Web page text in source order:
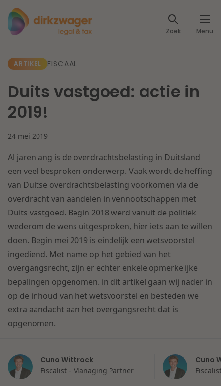
Zoek Menu
Expertises
Fiscaal
Arbeid & Pensioen
IT & Privacy
IE & Innovatie
Herstructurering & Insolventie
Energie
Zorg & Sociaal domein
Vastgoed
Overheid & Omgeving
Dichtbij een toekomstbestendige zorg
Lees meer
Dichtbij de kansen en uitdagingen in de
woningbouw
Lees meer
Artikelen
Klantcases
Events
Specialisten
Over ons
Over Dirkzwager
Internationale partners
Nieuws
Werken bij
Contact
Nederlands
ARTIKEL FISCAAL
Duits vastgoed: actie in
2019!
24 mei 2019
Al jarenlang is de overdrachtsbelasting in Duitsland
een veel besproken onderwerp. Vaak wordt de heffing
van Duitse overdrachtsbelasting voorkomen via de
overdracht van aandelen in vennootschappen met
Duits vastgoed. Begin 2018 werd vanuit de politiek
wederom de wens uitgesproken, hier iets aan te willen
doen. Begin mei 2019 is eindelijk een wetsvoorstel
ingediend. Met name op het gebied van het
overgangsrecht, zijn er echter enkele opmerkelijke
bepalingen opgenomen. in dit artikel gaan wij nader in
op de inhoud van het wetsvoorstel en besteden we
extra aandacht aan het overgangsrecht dat is
opgenomen.
Cuno Wittrock
Fiscalist - Managing Partner
Cuno